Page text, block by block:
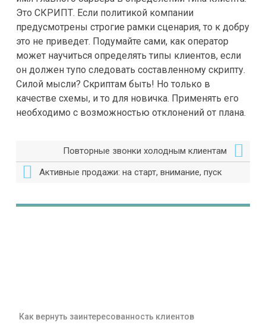
Это СКРИПТ. Если политикой компании
предусмотрены строгие рамки сценария, то к добру
это не приведет. Подумайте сами, как оператор
может научиться определять типы клиентов, если
он должен тупо следовать составленному скрипту.
Силой мысли? Скриптам быть! Но только в
качестве схемы, и то для новичка. Применять его
необходимо с возможностью отклонений от плана.
Повторные звонки холодным клиентам
Активные продажи: на старт, внимание, пуск
Как вернуть заинтересованность клиентов